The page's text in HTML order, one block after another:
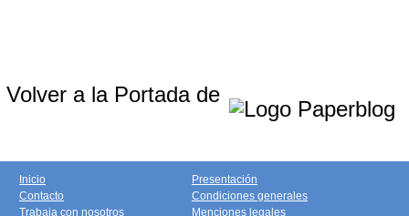
Volver a la Portada de
Inicio
Contacto
Trabaja con nosotros
Presentación
Condiciones generales
Menciones legales